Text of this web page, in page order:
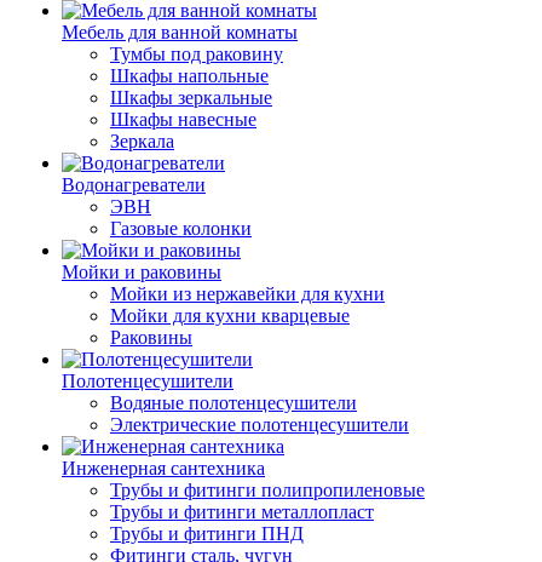
Мебель для ванной комнаты
Тумбы под раковину
Шкафы напольные
Шкафы зеркальные
Шкафы навесные
Зеркала
Водонагреватели
ЭВН
Газовые колонки
Мойки и раковины
Мойки из нержавейки для кухни
Мойки для кухни кварцевые
Раковины
Полотенцесушители
Водяные полотенцесушители
Электрические полотенцесушители
Инженерная сантехника
Трубы и фитинги полипропиленовые
Трубы и фитинги металлопласт
Трубы и фитинги ПНД
Фитинги сталь, чугун